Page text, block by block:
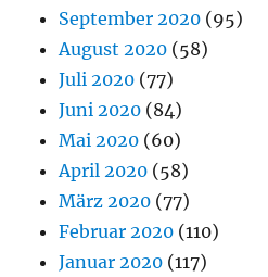
September 2020 (95)
August 2020 (58)
Juli 2020 (77)
Juni 2020 (84)
Mai 2020 (60)
April 2020 (58)
März 2020 (77)
Februar 2020 (110)
Januar 2020 (117)